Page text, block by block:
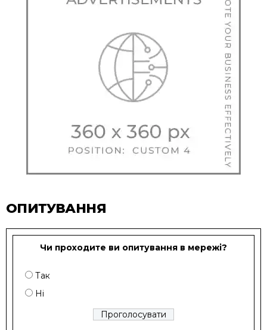
ОПИТУВАННЯ
Чи проходите ви опитування в мережі?
Так
Ні